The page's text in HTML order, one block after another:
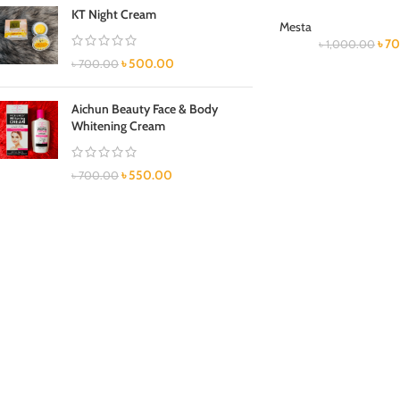
KT Night Cream
৳700.00 ৳500.00
Aichun Beauty Face & Body
Whitening Cream
৳700.00 ৳550.00
Mesta
৳1,000.00 ৳